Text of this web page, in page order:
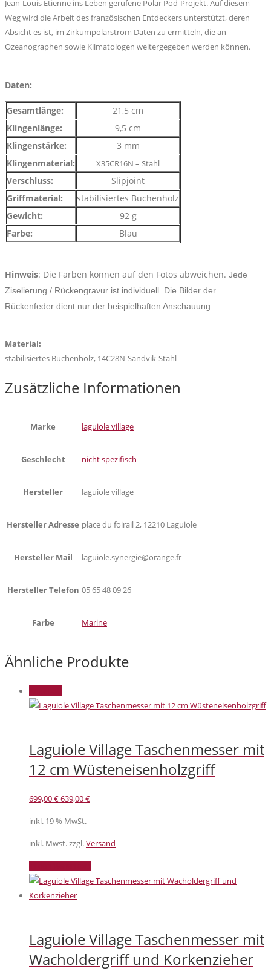
Jean-Louis Etienne ins Leben gerufene Polar Pod-Projekt. Auf diesem
Weg wird die Arbeit des französischen Entdeckers unterstützt, deren
Absicht es ist, im Zirkumpolarstrom Daten zu ermitteln, die an
Ozeanographen sowie Klimatologen weitergegeben werden können.
Daten:
Gesamtlänge:
21,5 cm
Klingenlänge:
9,5 cm
Klingenstärke:
3 mm
Klingenmaterial:
X35CR16N – Stahl
Verschluss:
Slipjoint
Griffmaterial:
stabilisiertes Buchenholz
Gewicht:
92 g
Farbe:
Blau
Hinweis: Die Farben können auf den Fotos abweichen. Jede
Ziselierung / Rückengravur ist individuell. Die Bilder der
Rückenfeder dient nur der beispielhaften Anschauung.
Material:
stabilisiertes Buchenholz, 14C28N-Sandvik-Stahl
Zusätzliche Informationen
Marke laguiole village
Geschlecht nicht spezifisch
Hersteller laguiole village
Hersteller Adresse place du foirail 2, 12210 Laguiole
Hersteller Mail laguiole.synergie@orange.fr
Hersteller Telefon 05 65 48 09 26
Farbe Marine
Ähnliche Produkte
Laguiole Village Taschenmesser mit
12 cm Wüsteneisenholzgriff
699,00€Ursprünglicher
war:
699,00 €
639,00€Aktueller
639,00 €.
inkl. 19 % MwSt.
inkl. Mwst. zzgl.Versand
Laguiole Village Taschenmesser mit
Wacholdergriff und Korkenzieher